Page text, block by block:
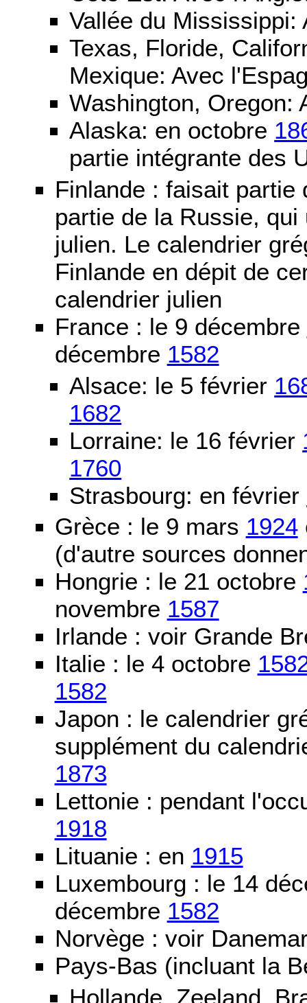
Vallée du
Texas, Floride,
Mexique: Avec
Washington, Oregon:
Alaska: en octobre
partie intégrante des
Finlande : faisait partie
partie de la Russie,
julien. Le calendrier
Finlande en dépit de
calendrier julien
France : le 9 décembre
décembre 1582
Alsace: le 5 février
1682
Lorraine: le 16 février
1760
Strasbourg: en février
Grèce : le 9 mars 1924
(d'autre sources
Hongrie : le 21 octobre
novembre 1587
Irlande : voir Grande
Italie : le 4 octobre
1582
Japon : le calendrier
supplément du
1873
Lettonie : pendant
1918
Lituanie : en 1915
Luxembourg : le 14
décembre 1582
Norvège : voir
Pays-Bas (incluant la
Hollande, Zeeland,